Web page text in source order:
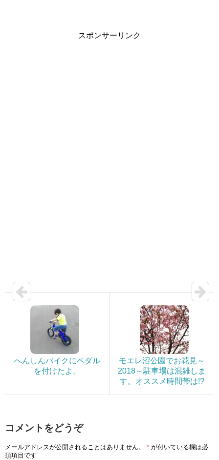
スポンサーリンク
へんしんバイクにペダル
を付けたよ。
モエレ沼公園でお花見～
2018～駐車場は混雑しま
す。オススメ時間帯は!?
コメントをどうぞ
メールアドレスが公開されることはありません。 * が付いている欄は必
須項目です